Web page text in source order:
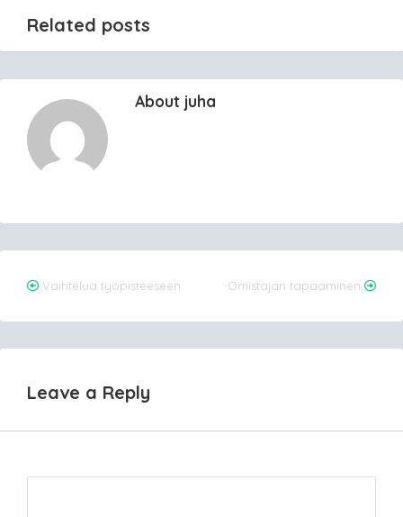
Related posts
About juha
Post
navigation
Vaihtelua työpisteeseen Omistajan tapaaminen
Leave a Reply